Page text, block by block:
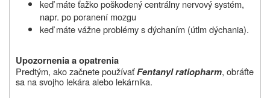
keď máte ťažko poškodený centrálny nervový systém,
napr. po poranení mozgu
keď máte vážne problémy s dýchaním (útlm dýchania).
Upozornenia a opatrenia
Predtým, ako začnete používaťFentanyl ratiopharm, obráťte
sa na svojho lekára alebo lekárnika.